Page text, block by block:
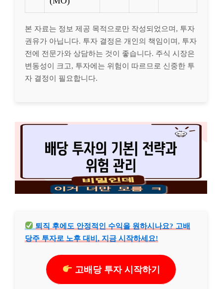
본 자료는 정보 제공 목적으로만 작성되었으며, 투자
권유가 아닙니다. 투자 결정은 개인의 책임이며, 투자
전에 전문가와 상담하는 것이 좋습니다. 주식 시장은
변동성이 크고, 투자에는 위험이 따르므로 신중한 투
자 결정이 필요합니다.
퇴직 후에도 안정적인 수익을 원하시나요? 고배
당주 투자로 노후 대비, 지금 시작하세요!
고배당 투자 시작하기